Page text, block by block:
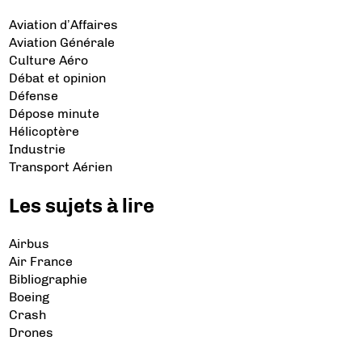
Aviation d’Affaires
Aviation Générale
Culture Aéro
Débat et opinion
Défense
Dépose minute
Hélicoptère
Industrie
Transport Aérien
Les sujets à lire
Airbus
Air France
Bibliographie
Boeing
Crash
Drones